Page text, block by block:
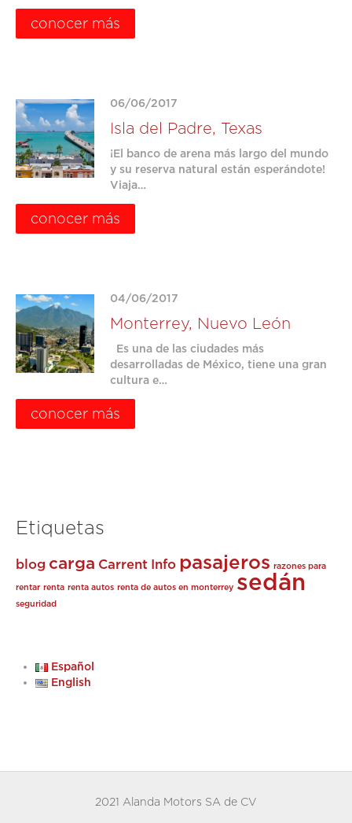
conocer más
06/06/2017
Isla del Padre, Texas
¡El banco de arena más largo del mundo
y su reserva natural están esperándote!
Viaja…
conocer más
04/06/2017
Monterrey, Nuevo León
Es una de las ciudades más
desarrolladas de México, tiene una gran
cultura e…
conocer más
Etiquetas
blog carga Carrent Info pasajeros razones para
rentar renta renta autos renta de autos en monterrey sedán
seguridad
Español
English
2021 Alanda Motors SA de CV